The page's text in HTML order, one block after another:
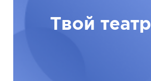
Твой театр